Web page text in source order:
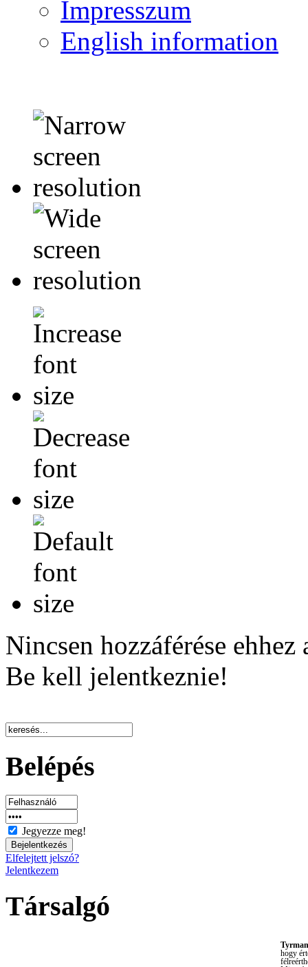
Impresszum
English information
Nincsen hozzáférése
Be kell jelentkeznie!
Belépés
Jegyezze meg!
Elfelejtett jelszó?
Jelentkezem
Társalgó